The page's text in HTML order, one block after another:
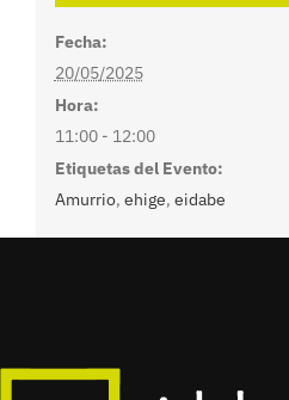
Fecha:
20/05/2025
Hora:
11:00 - 12:00
Etiquetas del Evento:
Amurrio, ehige, eidabe